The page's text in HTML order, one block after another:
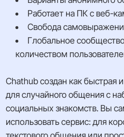
Работает на ПК с веб-
Свобода
Глобальное
количеством
Chathub создан как быстрая
для случайного общения с
социальных знакомств. Вы
использовать сервис: для